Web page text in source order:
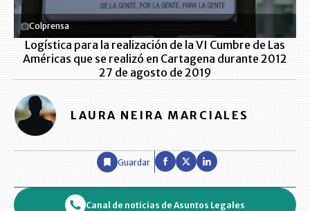
Colprensa
Logística para la realización de la VI Cumbre de Las
Américas que se realizó en Cartagena durante 2012
27 de agosto de 2019
LAURA NEIRA MARCIALES
Guardar
Canal de noticias de Asuntos Legales